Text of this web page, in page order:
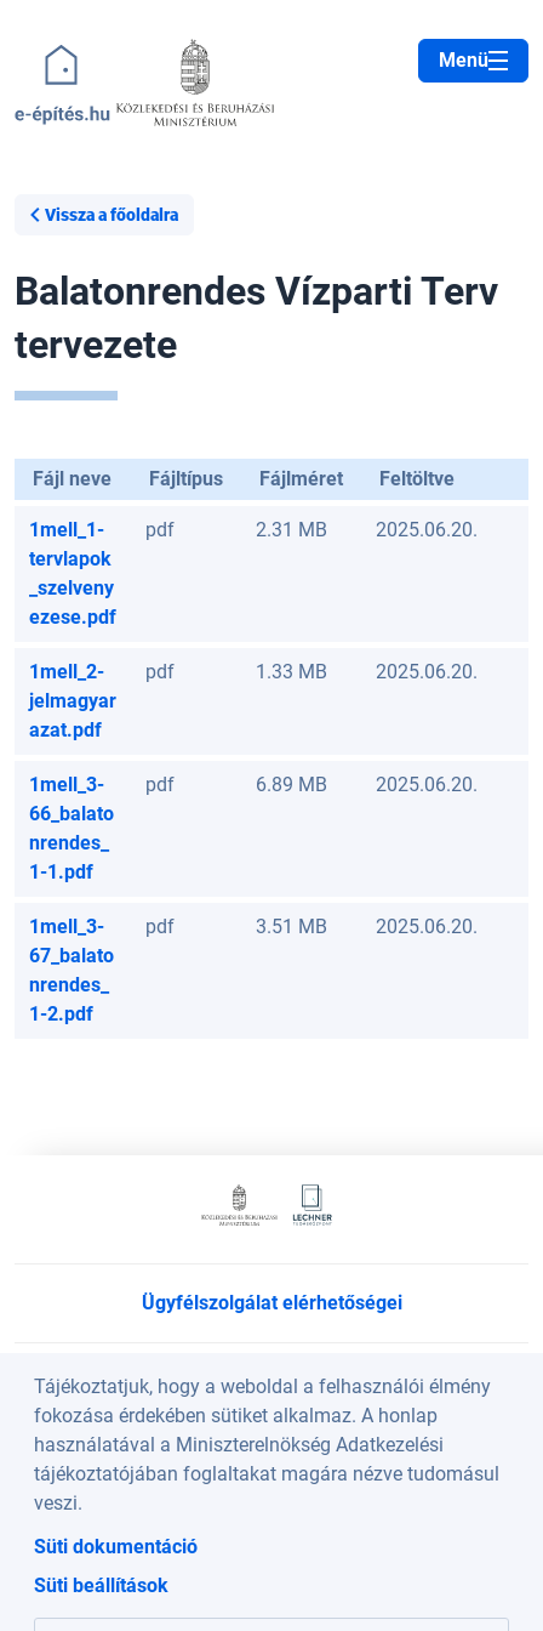
Menü
Vissza a főoldalra
Balatonrendes Vízparti Terv
tervezete
Fájl neve Fájltípus Fájlméret Feltöltve
1mell_1-
tervlapok
_szelveny
ezese.pdf
pdf 2.31 MB 2025.06.20.
1mell_2-
jelmagyar
azat.pdf
pdf 1.33 MB 2025.06.20.
1mell_3-
66_balato
nrendes_
1-1.pdf
pdf 6.89 MB 2025.06.20.
1mell_3-
67_balato
nrendes_
1-2.pdf
pdf 3.51 MB 2025.06.20.
Tájékoztatjuk, hogy a weboldal a felhasználói élmény
fokozása érdekében sütiket alkalmaz. A honlap
használatával a Miniszterelnökség Adatkezelési
tájékoztatójában foglaltakat magára nézve tudomásul
veszi.
Süti dokumentáció
Süti beállítások
Ügyfélszolgálat elérhetőségei
Süti beállítások
Köszöntő
A weboldalt a Lechner Nonprofit Kft. üzemelteti a